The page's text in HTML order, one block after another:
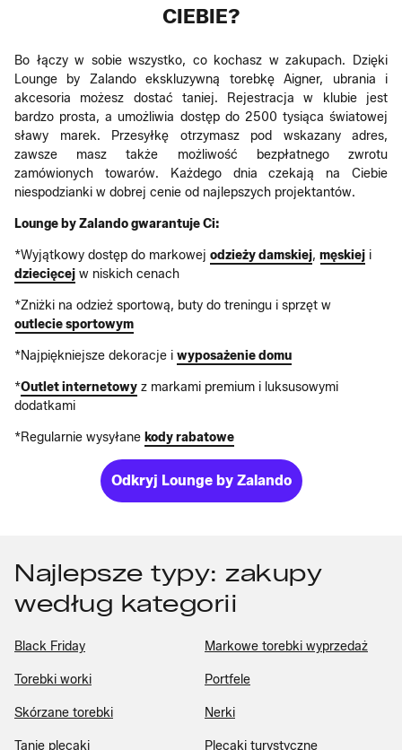
CIEBIE?
Bo łączy w sobie wszystko, co kochasz w zakupach. Dzięki
Lounge by Zalando ekskluzywną torebkę Aigner, ubrania i
akcesoria możesz dostać taniej. Rejestracja w klubie jest
bardzo prosta, a umożliwia dostęp do 2500 tysiąca światowej
sławy marek. Przesyłkę otrzymasz pod wskazany adres,
zawsze masz także możliwość bezpłatnego zwrotu
zamówionych towarów. Każdego dnia czekają na Ciebie
niespodzianki w dobrej cenie od najlepszych projektantów.
Lounge by Zalando gwarantuje Ci:
*Wyjątkowy dostęp do markowej odzieży damskiej, męskiej i
dziecięcej w niskich cenach
*Zniżki na odzież sportową, buty do treningu i sprzęt w
outlecie sportowym
*Najpiękniejsze dekoracje i wyposażenie domu
*Outlet internetowy z markami premium i luksusowymi
dodatkami
*Regularnie wysyłane kody rabatowe
Odkryj Lounge by Zalando
Najlepsze typy: zakupy
według kategorii
Black Friday Markowe torebki wyprzedaż
Torebki worki Portfele
Skórzane torebki Nerki
Tanie plecaki Plecaki turystyczne